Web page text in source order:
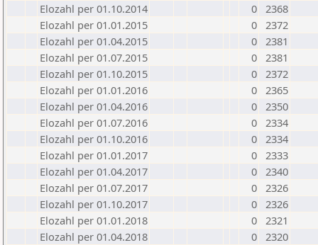
Elozahl per 01.10.2014
0 2368
Elozahl per 01.01.2015
0 2372
Elozahl per 01.04.2015
0 2381
Elozahl per 01.07.2015
0 2381
Elozahl per 01.10.2015
0 2372
Elozahl per 01.01.2016
0 2365
Elozahl per 01.04.2016
0 2350
Elozahl per 01.07.2016
0 2334
Elozahl per 01.10.2016
0 2334
Elozahl per 01.01.2017
0 2333
Elozahl per 01.04.2017
0 2340
Elozahl per 01.07.2017
0 2326
Elozahl per 01.10.2017
0 2326
Elozahl per 01.01.2018
0 2321
Elozahl per 01.04.2018
0 2320